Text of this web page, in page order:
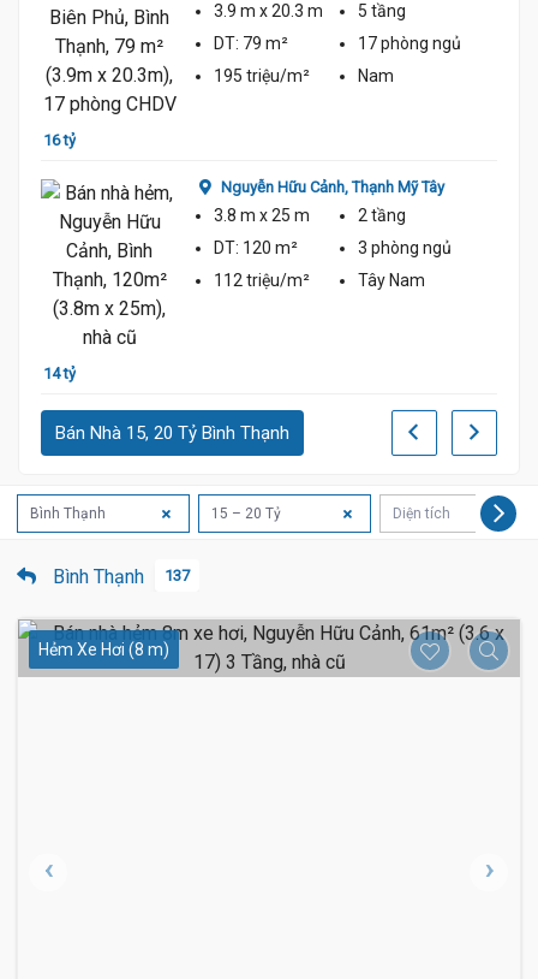
16 tỷ
3.9 m x 20.3 m
5 tầng
DT: 79 m² 17 phòng ngủ
195 triệu/m²
Nam
14 tỷ
Nguyễn Hữu Cảnh,Thạnh Mỹ Tây
3.8 m x 25 m
2 tầng
DT: 120 m² 3 phòng ngủ
112 triệu/m²
Tây Nam
Bán Nhà 15, 20 Tỷ Bình Thạnh
Bình Thạnh 15 – 20 Tỷ Diện tích
Bình Thạnh 137
Hẻm Xe Hơi (8 m)